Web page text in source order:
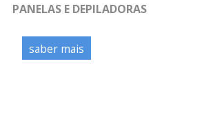
PANELAS E DEPILADORAS
saber mais